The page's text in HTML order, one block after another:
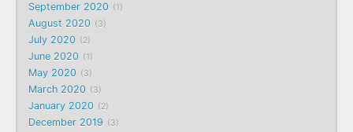
September 2020 1
August 2020 3
July 2020 2
June 2020 1
May 2020 3
March 2020 3
January 2020 2
December 2019 3